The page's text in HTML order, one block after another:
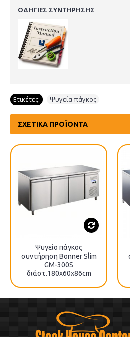
ΟΔΗΓΙΕΣ ΣΥΝΤΗΡΗΣΗΣ
Ετικέτες: Ψυγεία πάγκος
ΣΧΕΤΙΚΆ ΠΡΟΪΌΝΤΑ
Ψυγείο πάγκος
συντήρηση Bonner Slim
GM-300S
διάστ.180x60x86cm